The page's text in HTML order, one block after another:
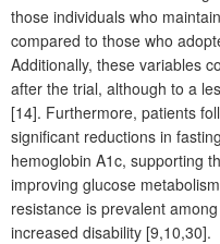
those individuals who
compared to those who
Additionally, these variables
after the trial, although to a
[14]. Furthermore, patients
significant reductions in
hemoglobin A1c, supporting
improving glucose
resistance is prevalent
increased disability [9,10,30].